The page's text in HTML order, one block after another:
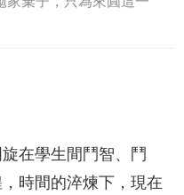
在學生間鬥智、鬥
時間的淬煉下，現在